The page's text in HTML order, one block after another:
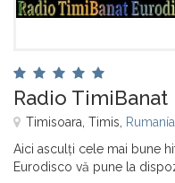
Radio TimiBanat
Timisoara, Timis, Rumanía
Aici asculți cele mai bune
Eurodisco vă pune la